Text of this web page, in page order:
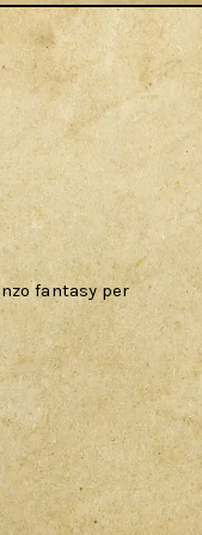
E FUMETTI
fantasy per